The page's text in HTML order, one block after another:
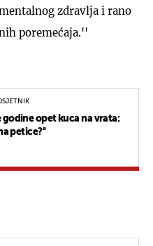
zdravlja i rano
poremećaja.''
godine opet kuca na vrata:
petice?''